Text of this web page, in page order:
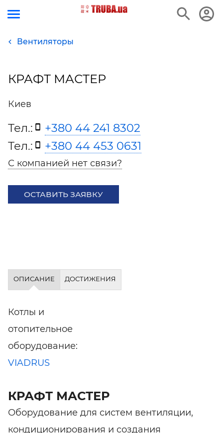
Вентиляторы
КРАФТ МАСТЕР
Киев
Тел.:
+380 44 241 8302
Тел.:
+380 44 453 0631
С компанией нет связи?
ОСТАВИТЬ ЗАЯВКУ
ОПИСАНИЕ ДОСТИЖЕНИЯ
Котлы и
отопительное
оборудование:
VIADRUS
КРАФТ МАСТЕР
Оборудование для систем вентиляции,
кондиционирования и создания